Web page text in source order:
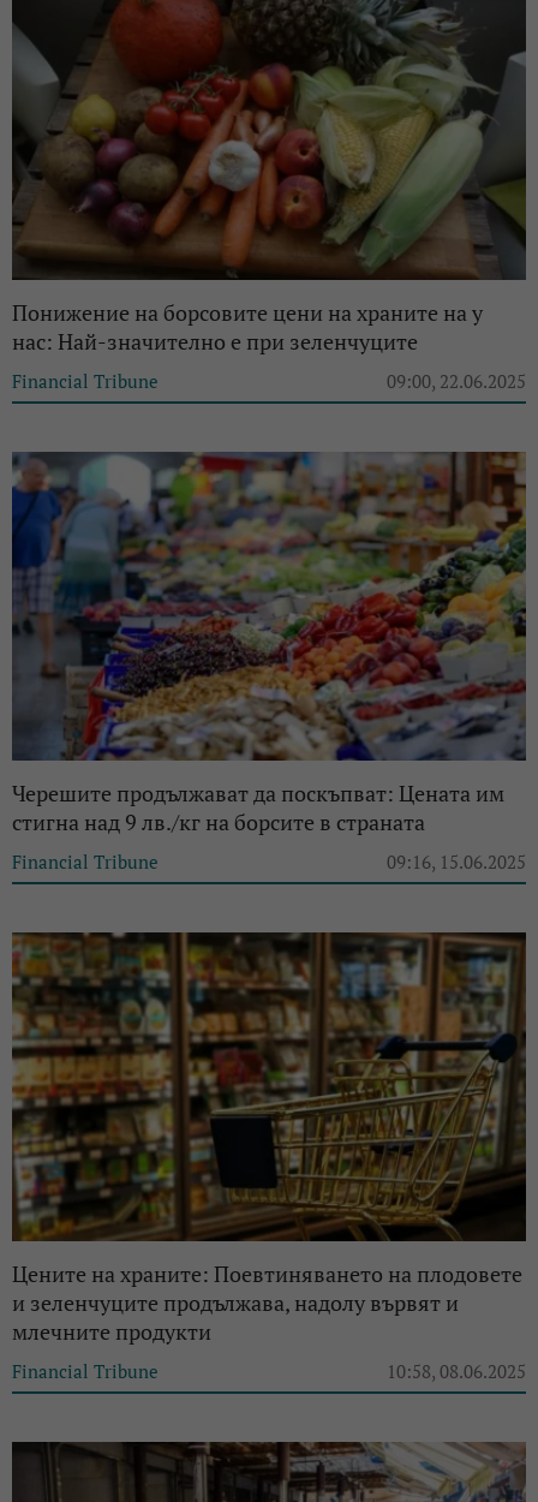
Понижение на борсовите цени на храните на у
нас: Най-значително е при зеленчуците
Financial Tribune 09:00, 22.06.2025
Черешите продължават да поскъпват: Цената им
стигна над 9 лв./кг на борсите в страната
Financial Tribune 09:16, 15.06.2025
Цените на храните: Поевтиняването на плодовете
и зеленчуците продължава, надолу вървят и
млечните продукти
Financial Tribune 10:58, 08.06.2025